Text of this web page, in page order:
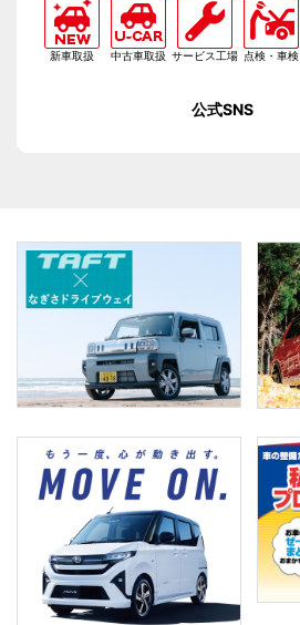
新車取扱 中古車取扱 サービス工場 点検・車検
公式SNS